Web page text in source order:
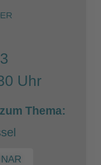
Uhr
Thema: